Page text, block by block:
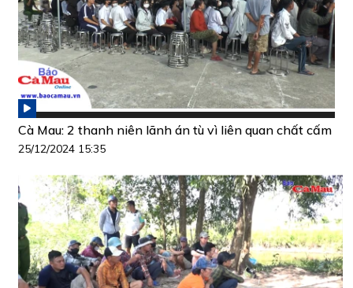
Cà Mau: 2 thanh niên lãnh án tù vì liên quan chất cấm
25/12/2024 15:35